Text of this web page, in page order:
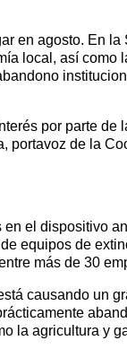
en agosto. En la
local, así como
por parte de
portavoz de la
el dispositivo
equipos de
más de 30
causando un
la agricultura y